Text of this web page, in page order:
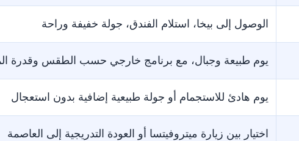
الوصول إلى بيخا، استلام الفندق، جولة خفيفة وراحة
يوم طبيعة وجبال، مع برنامج خارجي حسب الطقس وقدرة
يوم هادئ للاستجمام أو جولة طبيعية إضافية بدون استعجال
اختيار بين زيارة ميتروفيتسا أو العودة التدريجية إلى العاصمة